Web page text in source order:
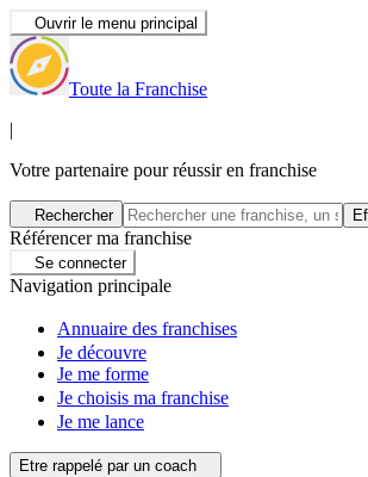
Ouvrir le menu principal
Toute la Franchise
|
Votre partenaire pour réussir en franchise
Rechercher
Référencer ma franchise
Se connecter
Navigation principale
Annuaire des franchises
Je découvre
Je me forme
Je choisis ma franchise
Je me lance
Etre rappelé par un coach